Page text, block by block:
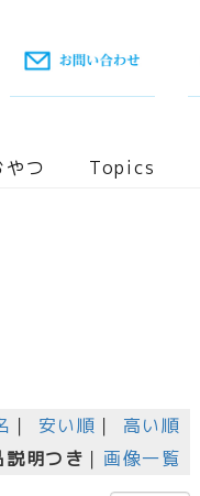
やつ Topics
｜ 安い順 ｜ 高い順
説明つき ｜ 画像一覧